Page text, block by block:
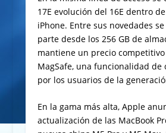
17E evolución del 16E dentro
iPhone. Entre sus novedades
parte desde los 256 GB de
mantiene un precio
MagSafe, una funcionalidad de
por los usuarios de la
En la gama más alta, Apple
actualización de las MacBook